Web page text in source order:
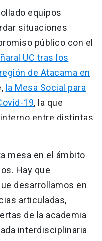
equipos
situaciones
público con el
UC tras los
de Atacama en
la Mesa Social para
19, la que
entre distintas
mesa en el ámbito
Hay que
desarrollamos en
articuladas,
de la academia
interdisciplinaria